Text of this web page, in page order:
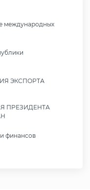
международных
ЭКСПОРТА
ПРЕЗИДЕНТА
финансов